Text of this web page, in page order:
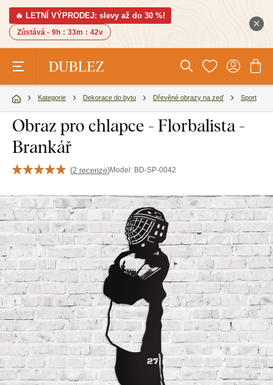
🔥 LETNÍ VÝPRODEJ: slevy až do 30 %!
Zůstává - 9h : 33m : 41v
Kategorie Dekorace do bytu Dřevěné obrazy na zeď Sport
Obraz pro chlapce - Florbalista -
Brankář
(2 recenze)Model: BD-SP-0042